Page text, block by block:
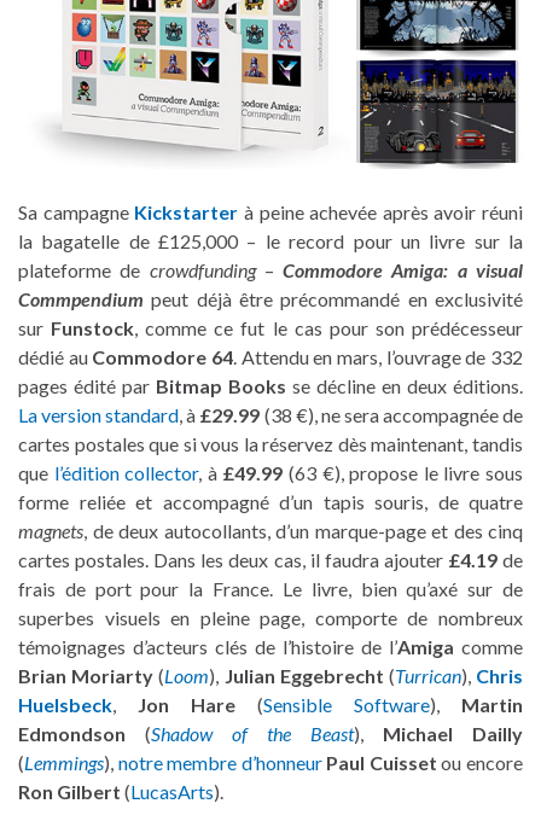
Sa campagne Kickstarter à peine achevée après avoir réuni
la bagatelle de £125,000 – le record pour un livre sur la
plateforme de crowdfunding–Commodore Amiga: a visual
Commpendium peut déjà être précommandé en exclusivité
sur Funstock , comme ce fut le cas pour son prédécesseur
dédié au Commodore 64 . Attendu en mars, l’ouvrage de 332
pages édité par Bitmap Books se décline en deux éditions.
La version standard , à £29.99 (38 €), ne sera accompagnée de
cartes postales que si vous la réservez dès maintenant, tandis
que l’édition collector, à £49.99 (63 €), propose le livre sous
forme reliée et accompagné d’un tapis souris, de quatre
magnets , de deux autocollants, d’un marque-page et des cinq
cartes postales. Dans les deux cas, il faudra ajouter £4.19de
frais de port pour la France. Le livre, bien qu’axé sur de
superbes visuels en pleine page, comporte de nombreux
témoignages d’acteurs clés de l’histoire de l’Amiga comme
Brian Moriarty (Loom), Julian Eggebrecht (Turrican), Chris
Huelsbeck
Jon Hare (Sensible Software), Martin
Edmondson (Shadow of the Beast), Michael Dailly
(Lemmings), notre membre d’honneur Paul Cuisset ou encore
Ron Gilbert (LucasArts).